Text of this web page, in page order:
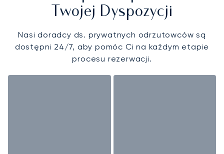
Twojej Dyspozycji
Nasi doradcy ds. prywatnych odrzutowców są
dostępni 24/7, aby pomóc Ci na każdym etapie
procesu rezerwacji.